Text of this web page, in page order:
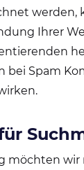
werden,
Ihrer
bei Spam
möchten wir